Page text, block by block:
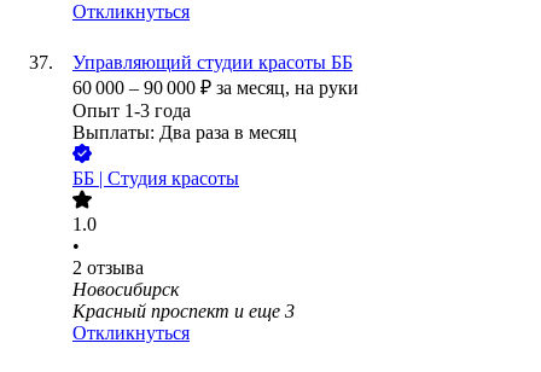
Откликнуться
Управляющий студии красоты ББ
60 000 – 90 000 ₽ за месяц, на руки
Опыт 1-3 года
Выплаты: Два раза в месяц
ББ | Студия красоты
1.0
•
2 отзыва
Новосибирск
Красный проспект и еще 3
Откликнуться